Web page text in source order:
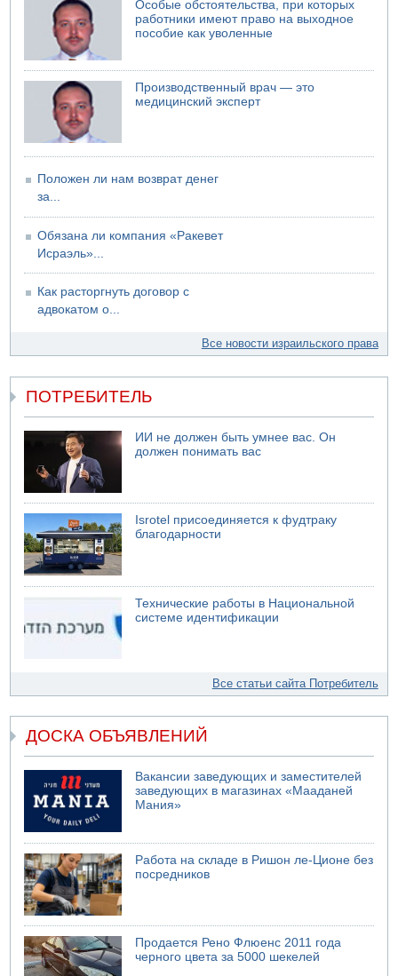
Арестованы двое подозреваемых в стрельбе по
электрической компании
06.08.2026 13:07
Возле Кирьят-Арбы пожар на местности
06.08.2026 12:06
США не будут давить на Израиль в вопросе Ливана
06.08.2026 11:41
Особые обстоятельства, при которых
работники имеют право на выходное
пособие как уволенные
Производственный врач — это
медицинский эксперт
Положен ли нам возврат денег
за...
Обязана ли компания «Ракевет
Исраэль»...
Как расторгнуть договор с
адвокатом о...
Все новости израильского права
ПОТРЕБИТЕЛЬ
ИИ не должен быть умнее вас. Он
должен понимать вас
Isrotel присоединяется к фудтраку
благодарности
Технические работы в Национальной
системе идентификации
Все статьи сайта Потребитель
ДОСКА ОБЪЯВЛЕНИЙ
Вакансии заведующих и заместителей
заведующих в магазинах «Мааданей
Мания»
Работа на складе в Ришон ле-Ционе без
посредников
Продается Рено Флюенс 2011 года
черного цвета за 5000 шекелей